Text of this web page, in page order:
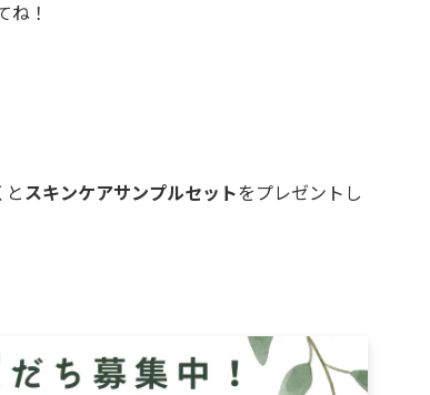
ね！
と スキンケアサンプルセットをプレゼントし